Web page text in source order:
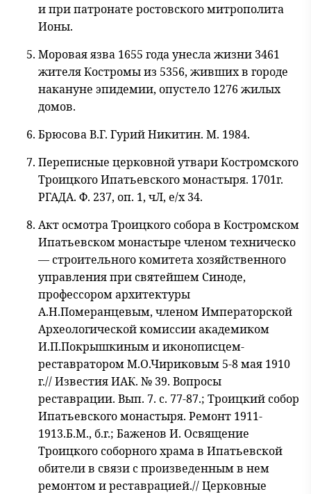
и при патронате ростовского митрополита
Ионы.
Моровая язва 1655 года унесла жизни 3461
жителя Костромы из 5356, живших в городе
накануне эпидемии, опустело 1276 жилых
домов.
Брюсова В.Г. Гурий Никитин. М. 1984.
Переписные церковной утвари Костромского
Троицкого Ипатьевского монастыря. 1701г.
РГАДА. Ф. 237, оп. 1, чЛ, е/х 34.
Акт осмотра Троицкого собора в Костромском
Ипатьевском монастыре членом техническо
— строительного комитета хозяйственного
управления при святейшем Синоде,
профессором архитектуры
А.Н.Померанцевым, членом Императорской
Археологической комиссии академиком
И.П.Покрышкиным и иконописцем-
реставратором М.О.Чириковым 5-8 мая 1910
г.// Известия ИАК. № 39. Вопросы
реставрации. Вып. 7. с. 77-87.; Троицкий собор
Ипатьевского монастыря. Ремонт 1911-
1913.Б.М., б.г.; Баженов И. Освящение
Троицкого соборного храма в Ипатьевской
обители в связи с произведенным в нем
ремонтом и реставрацией.// Церковные